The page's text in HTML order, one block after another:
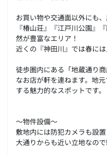
お買い物や交通面以外にも
『椿山荘』『江戸川公園』
然が豊富なエリア！
近くの『神田川』では春に
徒歩圏内にある「地蔵通り
なお店が軒を連ねます。地
する魅力的なスポットです。
～物件設備～
敷地内には防犯カメラも設置
大通りからも近い立地なの